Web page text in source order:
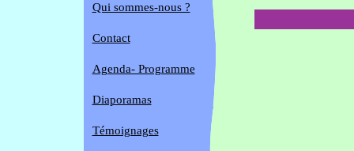
Qui sommes-nous ?
Contact
Agenda- Programme
Diaporamas
Témoignages